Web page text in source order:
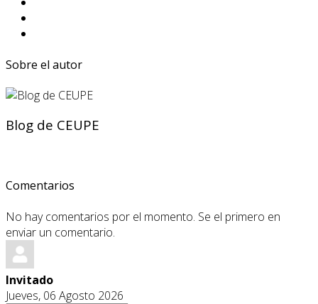
Sobre el autor
Blog de CEUPE
Comentarios
No hay comentarios por el momento. Se el primero en
enviar un comentario.
Invitado
Jueves, 06 Agosto 2026